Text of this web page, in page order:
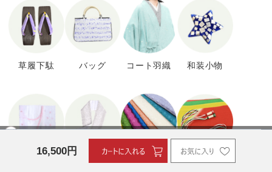
16,500円
草履下駄 バッグ コート羽織 和装小物
着付け小物 帯揚げ 帯締め